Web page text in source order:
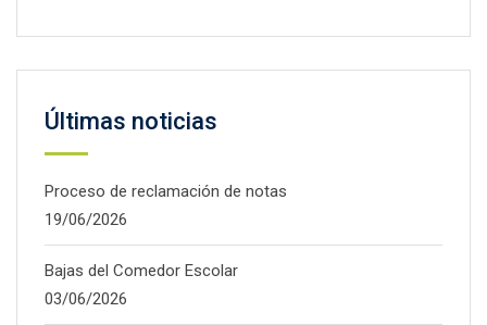
Últimas noticias
Proceso de reclamación de notas
19/06/2026
Bajas del Comedor Escolar
03/06/2026